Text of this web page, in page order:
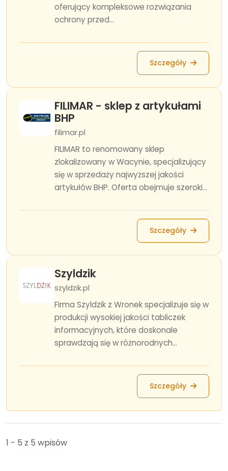
oferujący kompleksowe rozwiązania
ochrony przed...
Szczegóły
FILIMAR - sklep z artykułami
BHP
filimar.pl
FILIMAR to renomowany sklep
zlokalizowany w Wacynie, specjalizujący
się w sprzedaży najwyższej jakości
artykułów BHP. Oferta obejmuje szeroki...
Szczegóły
Szyldzik
szyldzik.pl
Firma Szyldzik z Wronek specjalizuje się w
produkcji wysokiej jakości tabliczek
informacyjnych, które doskonale
sprawdzają się w różnorodnych...
Szczegóły
1 - 5 z 5 wpisów